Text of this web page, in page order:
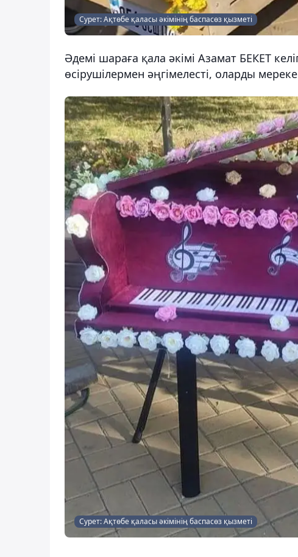
Сурет: Ақтөбе қаласы әкімінің баспасөз қызметі
Әдемі шараға қала әкімі Азамат БЕКЕТ
өсірушілермен әңгімелесті, оларды
Сурет: Ақтөбе қаласы әкімінің баспасөз қызметі